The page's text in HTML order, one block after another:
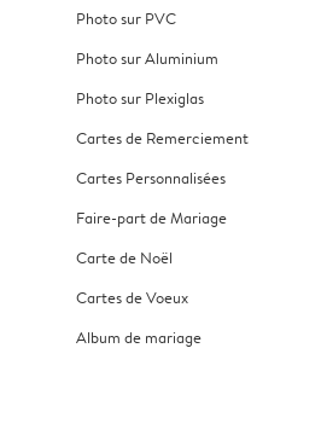
Photo sur PVC
Photo sur Aluminium
Photo sur Plexiglas
Cartes de Remerciement
Cartes Personnalisées
Faire-part de Mariage
Carte de Noël
Cartes de Voeux
Album de mariage